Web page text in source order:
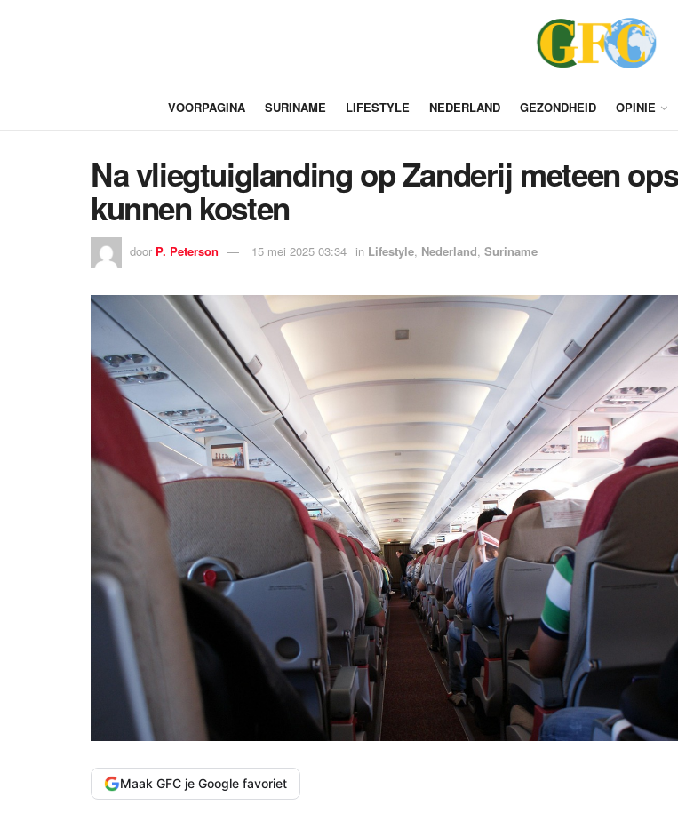
VOORPAGINA SURINAME LIFESTYLE NEDERLAND GEZONDHEID OPINIE
Na vliegtuiglanding op Zanderij meteen
kunnen kosten
door P. Peterson 15 mei 2025 03:34 in Lifestyle, Nederland, Suriname
Maak GFC je Google favoriet